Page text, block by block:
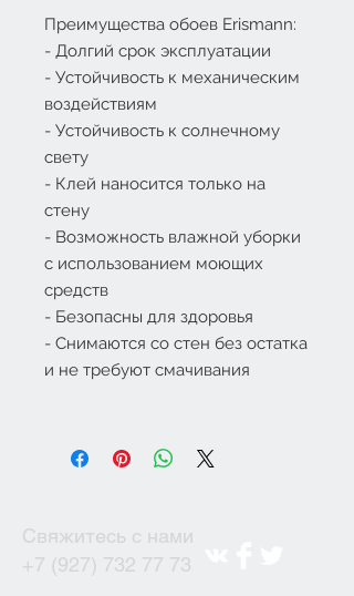
Преимущества обоев Erismann:
- Долгий срок эксплуатации
- Устойчивость к механическим
воздействиям
- Устойчивость к солнечному
свету
- Клей наносится только на
стену
- Возможность влажной уборки
с использованием моющих
средств
- Безопасны для здоровья
- Снимаются со стен без остатка
и не требуют смачивания
Свяжитесь с нами
+7 (927) 732 77 73